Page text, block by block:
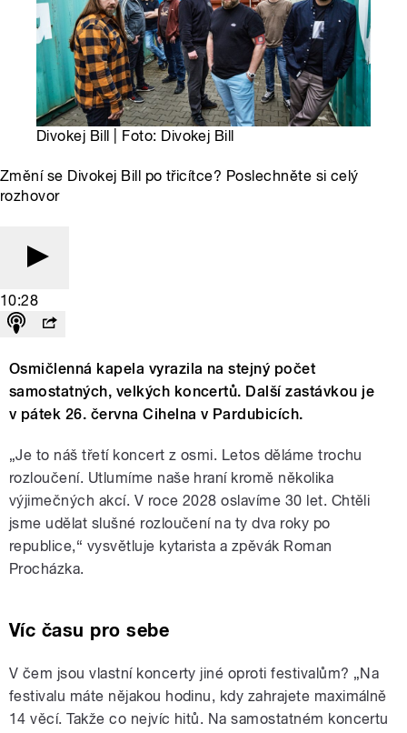
Divokej Bill | Foto: Divokej Bill
Změní se Divokej Bill po třicítce? Poslechněte si celý
rozhovor
10:28
Osmičlenná kapela vyrazila na stejný počet
samostatných, velkých koncertů. Další zastávkou je
v pátek 26. června Cihelna v Pardubicích.
„Je to náš třetí koncert z osmi. Letos děláme trochu
rozloučení. Utlumíme naše hraní kromě několika
výjimečných akcí. V roce 2028 oslavíme 30 let. Chtěli
jsme udělat slušné rozloučení na ty dva roky po
republice,“ vysvětluje kytarista a zpěvák Roman
Procházka.
Víc času pro sebe
V čem jsou vlastní koncerty jiné oproti festivalům? „Na
festivalu máte nějakou hodinu, kdy zahrajete maximálně
14 věcí. Takže co nejvíc hitů. Na samostatném koncertu